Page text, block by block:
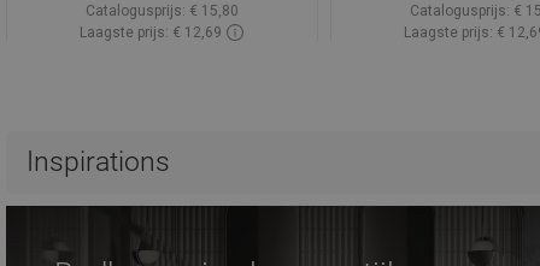
Catalogusprijs: € 15,80
Laagste prijs: € 12,69
Vergelijk
Catalogusprijs: €
Laagste prijs: €
Inspirations